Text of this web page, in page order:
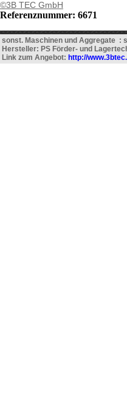
©3B TEC GmbH
Referenznummer: 6671
sonst. Maschinen und Aggregate :
Hersteller: PS Förder- und
Link zum Angebot: http://